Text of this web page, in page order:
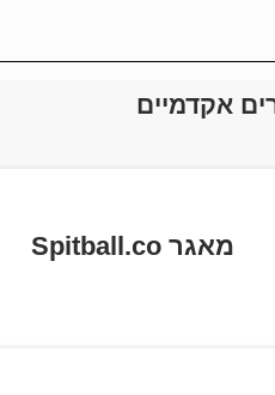
אקדמיים
מאגר Spitball.co